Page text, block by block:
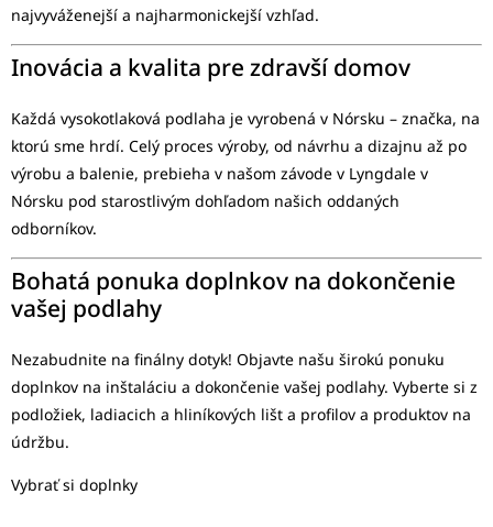
najvyváženejší a najharmonickejší vzhľad.
Inovácia a kvalita pre zdravší domov
Každá vysokotlaková podlaha je vyrobená v Nórsku – značka, na
ktorú sme hrdí. Celý proces výroby, od návrhu a dizajnu až po
výrobu a balenie, prebieha v našom závode v Lyngdale v
Nórsku pod starostlivým dohľadom našich oddaných
odborníkov.
Bohatá ponuka doplnkov na dokončenie
vašej podlahy
Nezabudnite na finálny dotyk! Objavte našu širokú ponuku
doplnkov na inštaláciu a dokončenie vašej podlahy. Vyberte si z
podložiek, ladiacich a hliníkových lišt a profilov a produktov na
údržbu.
Vybrať si doplnky